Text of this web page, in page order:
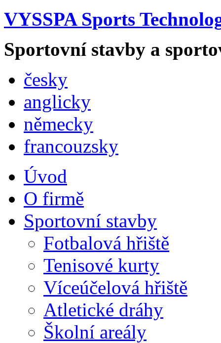
VYSSPA Sports
Sportovní stavby a
česky
anglicky
německy
francouzsky
Úvod
O firmě
Sportovní stavby
Fotbalová hřiště
Tenisové kurty
Víceúčelová hřiště
Atletické dráhy
Školní areály